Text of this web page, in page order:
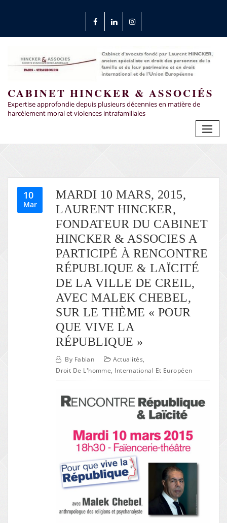
CABINET HINCKER & ASSOCIÉS
Expertise approfondie depuis plusieurs décennies en matière de
harcèlement moral et violences intrafamiliales
10
Mar
MARDI 10 MARS, 2015,
LAURENT HINCKER,
FONDATEUR DU CABINET
HINCKER & ASSOCIES A
PARTICIPÉ À RENCONTRE
RÉPUBLIQUE & LAÏCITÉ
DE LA VILLE DE CREIL,
AVEC MALEK CHEBEL,
SUR LE THÈME « POUR
QUE VIVE LA
RÉPUBLIQUE »
By Fabian Actualités,
Droit De L'homme, International Et Européen